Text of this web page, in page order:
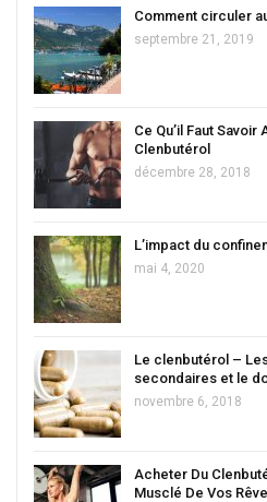
Comment circuler
septembre 21, 2019
Ce Qu’il Faut Savoir
Clenbutérol
décembre 28, 2018
L’impact du
mai 4, 2020
Le clenbutérol –
secondaires et le
novembre 6, 2018
Acheter Du
Musclé De Vos